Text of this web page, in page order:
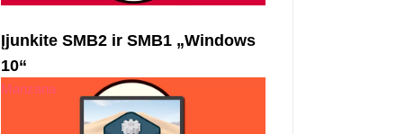
Įjunkite SMB2 ir SMB1 „Windows
10“
Manzana